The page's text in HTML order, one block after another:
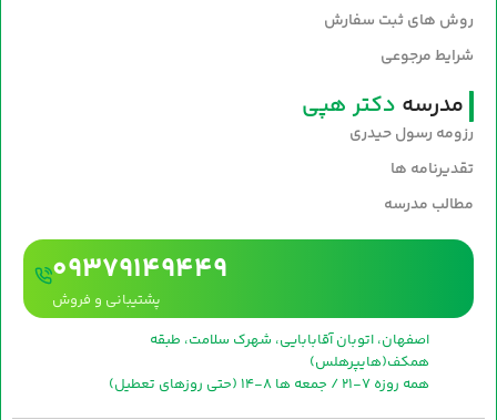
روش های ثبت سفارش
شرایط مرجوعی
مدرسه دکتر هپی
رزومه رسول حیدری
تقدیرنامه ها
مطالب مدرسه
09379149449
پشتیبانی و فروش
اصفهان، اتوبان آقابابایی، شهرک سلامت، طبقه
همکف(هایپرهلس)
همه روزه 7-21 / جمعه ها 8-14 (حتی روزهای تعطیل)